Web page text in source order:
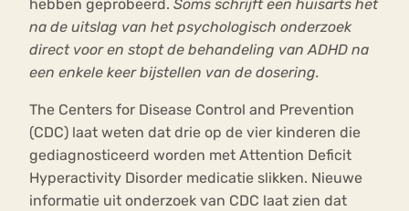
hebben geprobeerd. Soms schrijft een huisarts het
na de uitslag van het psychologisch onderzoek
direct voor en stopt de behandeling van ADHD na
een enkele keer bijstellen van de dosering.
The Centers for Disease Control and Prevention
(CDC) laat weten dat drie op de vier kinderen die
gediagnosticeerd worden met Attention Deficit
Hyperactivity Disorder medicatie slikken. Nieuwe
informatie uit onderzoek van CDC laat zien dat